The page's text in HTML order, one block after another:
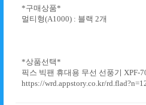
*구매상품*
멀티형(A1000) : 블랙 2개
*상품선택*
픽스 빅팬 휴대용 무선 선풍기 XPF-
https://wrd.appstory.co.kr/